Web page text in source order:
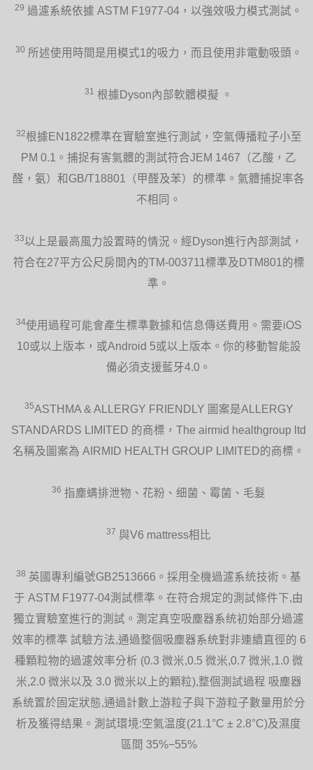
29 過濾系統依據 ASTM F1977-04，以強效吸力模式測試。
30 所述使用時間是用模式1的吸力，而且使用非電動吸頭。
31 根據Dyson內部軟體模擬 。
32根據EN1822標準在實驗室進行測試，空氣傳播粒子小至
PM 0.1。捕捉有害氣體的測試符合JEM 1467（乙酸，乙
醛，氨）和GB/T18801（甲醛及苯）的標準。氣體捕捉率各
不相同。
33以上是最高風力設置時的情況。經Dyson進行內部測試，
符合在27平方公尺房間內的TM-003711標準及DTM801的標
準。
34使用過程可能會產生標準數據和信息傳送費用。需要iOS
10或以上版本，或Android 5或以上版本。你的移動智能設
備必須支援藍牙4.0。
35ASTHMA & ALLERGY FRIENDLY 圖案是ALLERGY
STANDARDS LIMITED 的商標，The airmid healthgroup ltd
名稱及圖案為 AIRMID HEALTH GROUP LIMITED的商標。
36 指塵螨排泄物、花粉、细菌、霉菌、毛髮
37 與V6 mattress相比
38 英國專利編號GB2513666。採用全機過濾系统技術。基
于 ASTM F1977-04測試標準。在符合規定的測試條件下,由
獨立實驗室進行的測試。測定真空吸塵器系统初始部分過濾
效率的標準 試驗方法,通過整個吸塵器系统對非連續直徑的 6
種顆粒物的過濾效率分析 (0.3 微米,0.5 微米,0.7 微米,1.0 微
米,2.0 微米以及 3.0 微米以上的顆粒),整個測試過程 吸塵器
系统置於固定狀態,通過計數上游粒子與下游粒子數量用於分
析及獲得结果。測試環境:空氣温度(21.1°C ± 2.8°C)及濕度
區間 35%−55%